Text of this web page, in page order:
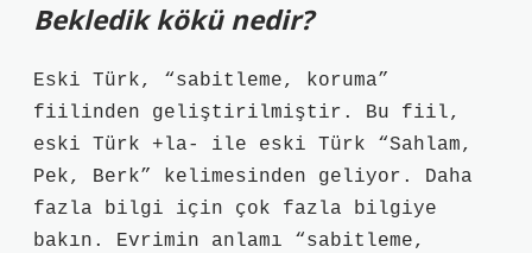
Bekledik kökü nedir?
Eski Türk, “sabitleme, koruma”
fiilinden geliştirilmiştir. Bu fiil,
eski Türk +la- ile eski Türk “Sahlam,
Pek, Berk” kelimesinden geliyor. Daha
fazla bilgi için çok fazla bilgiye
bakın. Evrimin anlamı “sabitleme,